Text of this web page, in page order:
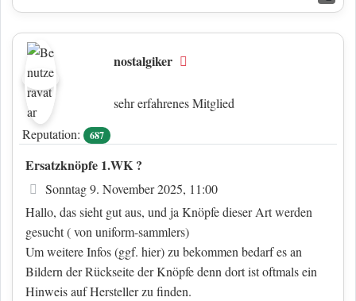
nostalgiker
sehr erfahrenes Mitglied
Reputation:
687
Ersatzknöpfe 1.WK ?
Beitrag
Sonntag 9. November 2025, 11:00
Hallo, das sieht gut aus, und ja Knöpfe dieser Art werden
gesucht ( von uniform-sammlers)
Um weitere Infos (ggf. hier) zu bekommen bedarf es an
Bildern der Rückseite der Knöpfe denn dort ist oftmals ein
Hinweis auf Hersteller zu finden.